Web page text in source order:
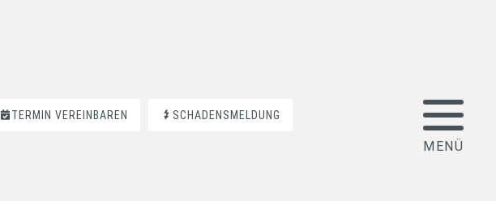
TERMIN VEREINBAREN SCHADENSMELDUNG